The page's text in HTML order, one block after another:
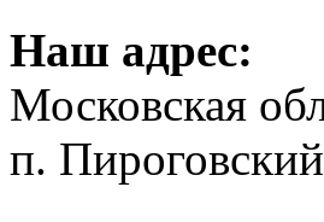
Наш адрес:
Московская
п.